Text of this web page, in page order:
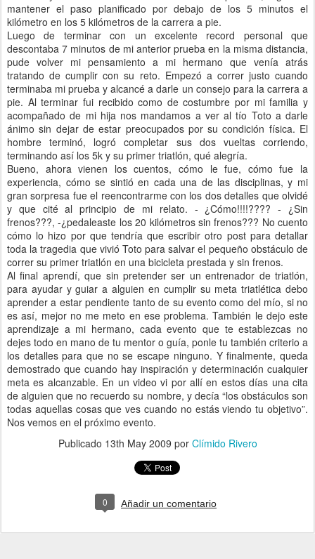
mantener el paso planificado por debajo de los 5 minutos el
kilómetro en los 5 kilómetros de la carrera a pie.
Luego de terminar con un excelente record personal que
descontaba 7 minutos de mi anterior prueba en la misma distancia,
pude volver mi pensamiento a mi hermano que venía atrás
tratando de cumplir con su reto. Empezó a correr justo cuando
terminaba mi prueba y alcancé a darle un consejo para la carrera a
pie. Al terminar fui recibido como de costumbre por mi familia y
acompañado de mi hija nos mandamos a ver al tío Toto a darle
ánimo sin dejar de estar preocupados por su condición física. El
hombre terminó, logró completar sus dos vueltas corriendo,
terminando así los 5k y su primer triatlón, qué alegría.
Bueno, ahora vienen los cuentos, cómo le fue, cómo fue la
experiencia, cómo se sintió en cada una de las disciplinas, y mi
gran sorpresa fue el reencontrarme con los dos detalles que olvidé
y que cité al principio de mi relato. - ¿Cómo!!!!???? - ¿Sin
frenos???, -¿pedaleaste los 20 kilómetros sin frenos??? No cuento
cómo lo hizo por que tendría que escribir otro post para detallar
toda la tragedia que vivió Toto para salvar el pequeño obstáculo de
correr su primer triatlón en una bicicleta prestada y sin frenos.
Al final aprendí, que sin pretender ser un entrenador de triatlón,
para ayudar y guiar a alguien en cumplir su meta triatlética debo
aprender a estar pendiente tanto de su evento como del mío, si no
es así, mejor no me meto en ese problema. También le dejo este
aprendizaje a mi hermano, cada evento que te establezcas no
dejes todo en mano de tu mentor o guía, ponle tu también criterio a
los detalles para que no se escape ninguno. Y finalmente, queda
demostrado que cuando hay inspiración y determinación cualquier
meta es alcanzable. En un video vi por allí en estos días una cita
de alguien que no recuerdo su nombre, y decía “los obstáculos son
todas aquellas cosas que ves cuando no estás viendo tu objetivo”.
Nos vemos en el próximo evento.
Publicado 13th May 2009 por Clímido Rivero
0 Añadir un comentario